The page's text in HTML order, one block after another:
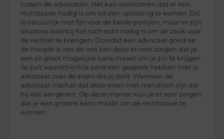
tussen de advocaten. Het kan voorkomen dat er een
rechtszaak nodig is om tot een oplossing te komen. Dit
is natuurlijk niet fijn voor de beide partijen, maar er zijn
situaties waarbij het toch echt nodig is om de zaak voor
de rechter te brengen. Doordat een advocaat goed op
de hoogte is van de wet kan deze er voor zorgen dat je
een zo groot mogelijke kans maakt om je zin te krijgen.
Je zult waarschijnlijk eerst een gesprek hebben met je
advocaat over de eisen die jij stelt. Wanneer de
advocaat inschat dat deze eisen niet realistisch zijn zal
hij dat aangeven. Op deze manier kun je er voor zorgen
dat je een grotere kans maakt om de rechtszaak te
winnen.